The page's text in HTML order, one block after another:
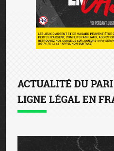
ACTUALITÉ DU
LIGNE LÉGAL EN